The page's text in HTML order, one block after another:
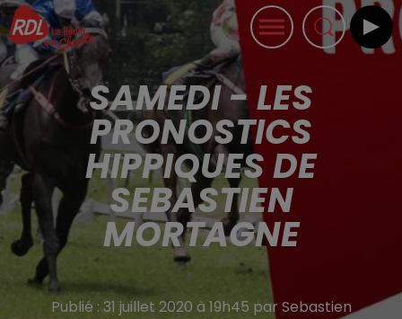
SAMEDI - LES
PRONOSTICS
HIPPIQUES DE
SEBASTIEN
MORTAGNE
Publié : 31 juillet 2020 à 19h45 par Sebastien